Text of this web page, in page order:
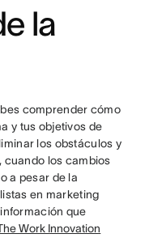
la
comprender cómo
y tus objetivos de
los obstáculos y
cuando los cambios
a pesar de la
en marketing
que
Work Innovation